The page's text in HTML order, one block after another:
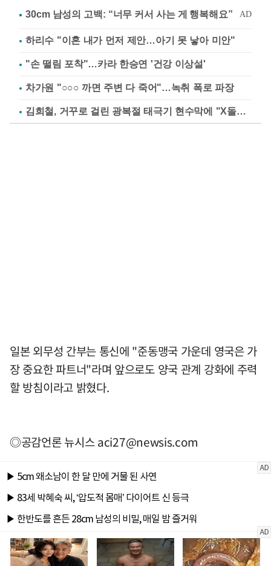
하리수 "이혼 내가 먼저 제안…아기 못 낳아 미안"
"손 떨림 포착"…카라 한승연 '건강 이상설'
차가원 "○○○ 까면 주변 다 죽어"…녹취 폭로 파장
김희철, 거꾸로 걸린 광복절 태극기 현수막에 "X돌았네"
일본 외무성 간부는 통신에 "준동맹국 가운데 영국은 가
장 중요한 파트너"라며 앞으로도 양국 관계 강화에 주력
할 방침이라고 밝혔다.
◎공감언론 뉴시스aci27@newsis.com